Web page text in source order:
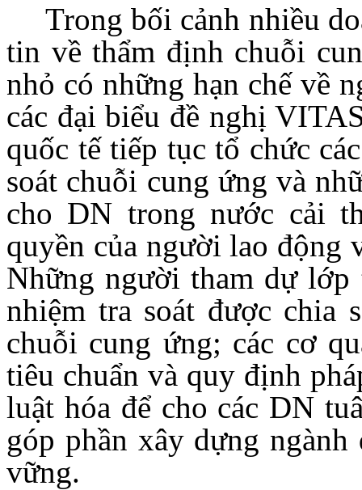
Trong bối cảnh nhiều
tin về thẩm định chuỗi
nhỏ có những hạn chế về
các đại biểu đề nghị
quốc tế tiếp tục tổ chức
soát chuỗi cung ứng và
cho DN trong nước cải
quyền của người lao động
Những người tham dự lớp
nhiệm tra soát được chia
chuỗi cung ứng; các cơ
tiêu chuẩn và quy định
luật hóa để cho các DN
góp phần xây dựng
vững.